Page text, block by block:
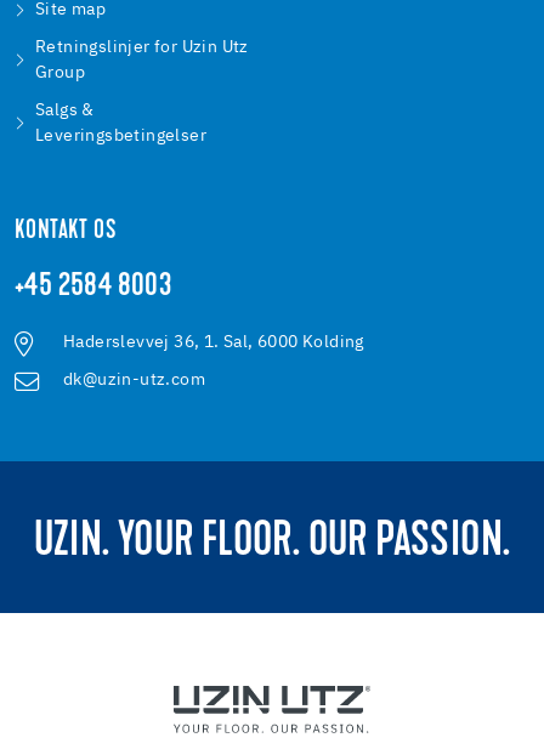
Site map
Retningslinjer for Uzin Utz
Group
Salgs &
Leveringsbetingelser
KONTAKT OS
+45 2584 8003
Haderslevvej 36, 1. Sal, 6000 Kolding
dk@uzin-utz.com
UZIN. YOUR FLOOR. OUR PASSION.